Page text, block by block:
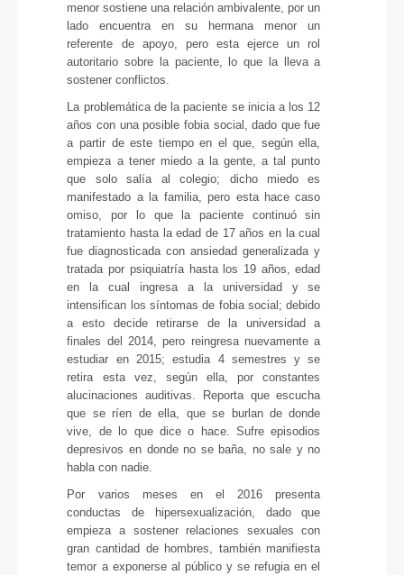
menor sostiene una relación ambivalente, por un
lado encuentra en su hermana menor un
referente de apoyo, pero esta ejerce un rol
autoritario sobre la paciente, lo que la lleva a
sostener conflictos.
La problemática de la paciente se inicia a los 12
años con una posible fobia social, dado que fue
a partir de este tiempo en el que, según ella,
empieza a tener miedo a la gente, a tal punto
que solo salía al colegio; dicho miedo es
manifestado a la familia, pero esta hace caso
omiso, por lo que la paciente continuó sin
tratamiento hasta la edad de 17 años en la cual
fue diagnosticada con ansiedad generalizada y
tratada por psiquiatría hasta los 19 años, edad
en la cual ingresa a la universidad y se
intensifican los síntomas de fobia social; debido
a esto decide retirarse de la universidad a
finales del 2014, pero reingresa nuevamente a
estudiar en 2015; estudia 4 semestres y se
retira esta vez, según ella, por constantes
alucinaciones auditivas. Reporta que escucha
que se ríen de ella, que se burlan de donde
vive, de lo que dice o hace. Sufre episodios
depresivos en donde no se baña, no sale y no
habla con nadie.
Por varios meses en el 2016 presenta
conductas de hipersexualización, dado que
empieza a sostener relaciones sexuales con
gran cantidad de hombres, también manifiesta
temor a exponerse al público y se refugia en el